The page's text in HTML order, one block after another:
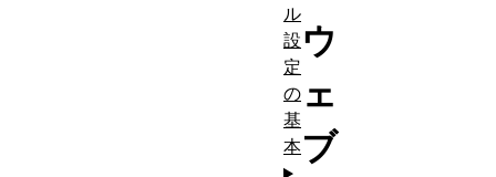
ウ
ェ
ブ
ル
設
定
の
基
本